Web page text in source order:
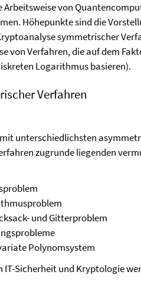
Arbeitsweise von
Höhepunkte sind die
symmetrischer
von Verfahren, die auf dem
Logarithmus basieren).
Verfahren
unterschiedlichsten
zugrunde liegenden
und Gitterproblem
Polynomsystem
IT-Sicherheit und Kryptologie